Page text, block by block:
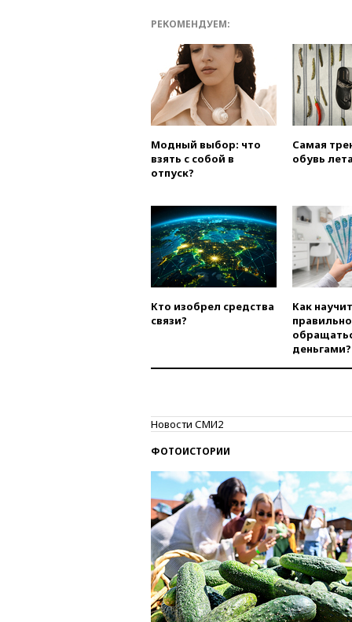
РЕКОМЕНДУЕМ:
Модный выбор: что
взять с собой в
отпуск?
Самая
обувь
Кто изобрел средства
связи?
Как
правильно
деньгами?
Новости СМИ2
ФОТОИСТОРИИ